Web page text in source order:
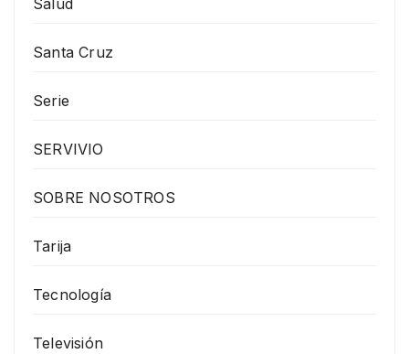
Salud
Santa Cruz
Serie
SERVIVIO
SOBRE NOSOTROS
Tarija
Tecnología
Televisión